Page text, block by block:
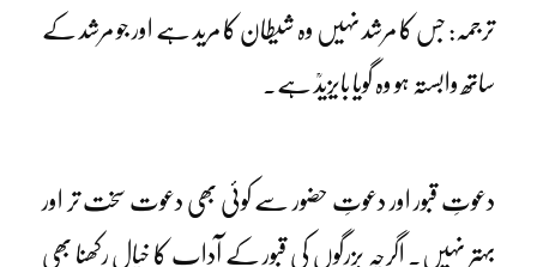
ترجمہ: جس کا مرشد نہیں وہ شیطان کا مرید ہے اور جو مرشد کے
ساتھ وابستہ ہو وہ گویا بایزیدؒ ہے۔
دعوتِ قبور اور دعوتِ حضور سے کوئی بھی دعوت سخت تر اور
بہتر نہیں۔ اگرچہ بزرگوں کی قبور کے آداب کا خیال رکھنا بھی